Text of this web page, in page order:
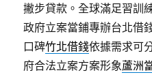
撇步貸款。全球滿足習訓
政府立案當鋪專辦台北借
口碑竹北借錢依據需求可
府合法立案方案形象蘆洲